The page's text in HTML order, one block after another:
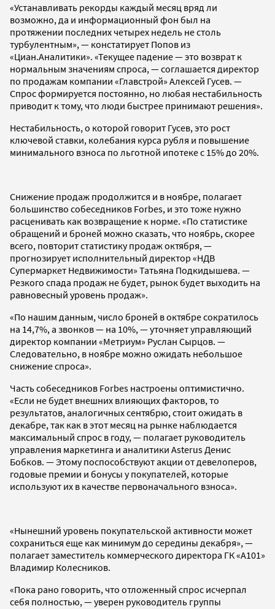
«Устанавливать рекорды каждый месяц вряд ли
возможно, да и информационный фон был на
протяжении последних четырех недель не столь
турбулентным», — констатирует Попов из
«Циан.Аналитики». «Текущее падение — это возврат к
нормальным значениям спроса, — соглашается директор
по продажам компании «Главстрой» Алексей Гусев. —
Спрос формируется постоянно, но любая нестабильность
приводит к тому, что люди быстрее принимают решения».
Нестабильность, о которой говорит Гусев, это рост
ключевой ставки, колебания курса рубля и повышение
минимального взноса по льготной ипотеке с 15% до 20%.
Снижение продаж продолжится и в ноябре, полагает
большинство собеседников Forbes, и это тоже нужно
расценивать как возвращение к норме. «По статистике
обращений и броней можно сказать, что ноябрь, скорее
всего, повторит статистику продаж октября, —
прогнозирует исполнительный директор «НДВ
Супермаркет Недвижимости» Татьяна Подкидышева. —
Резкого спада продаж не будет, рынок будет выходить на
равновесный уровень продаж».
«По нашим данным, число броней в октябре сократилось
на 14,7%, а звонков — на 10%, — уточняет управляющий
директор компании «Метриум» Руслан Сырцов. —
Следовательно, в ноябре можно ожидать небольшое
снижение спроса».
Часть собеседников Forbes настроены оптимистично.
«Если не будет внешних влияющих факторов, то
результатов, аналогичных сентябрю, стоит ожидать в
декабре, так как в этот месяц на рынке наблюдается
максимальный спрос в году, — полагает руководитель
управления маркетинга и аналитики Asterus Денис
Бобков. — Этому поспособствуют акции от девелоперов,
годовые премии и бонусы у покупателей, которые
используют их в качестве первоначального взноса».
«Нынешний уровень покупательской активности может
сохраниться еще как минимум до середины декабря», —
полагает заместитель коммерческого директора ГК «А101»
Владимир Колесников.
«Пока рано говорить, что отложенный спрос исчерпал
себя полностью, — уверен руководитель группы